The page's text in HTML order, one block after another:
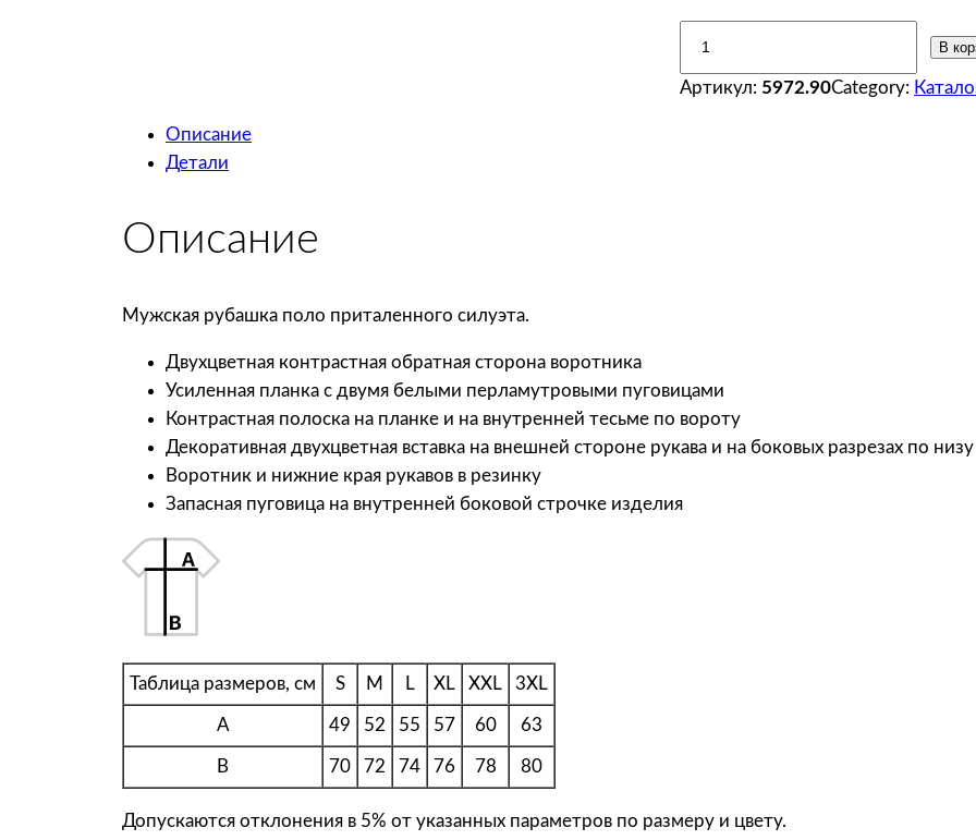
л
а
р
а
o
п
В
Артикул: 5972.90Category:
Описание
Детали
Описание
Мужская рубашка поло приталенного силуэта.
Двухцветная контрастная обратная сторона воротника
Усиленная планка с двумя белыми перламутровыми пуговицами
Контрастная полоска на планке и на внутренней тесьме по вороту
Декоративная двухцветная вставка на внешней стороне рукава и на боковых разрезах по
Воротник и нижние края рукавов в резинку
Запасная пуговица на внутренней боковой строчке изделия
Таблица размеров, см S M L XL XXL 3XL
A 49 52 55 57 60 63
B 70 72 74 76 78 80
Допускаются отклонения в 5% от указанных параметров по размеру и цвету.